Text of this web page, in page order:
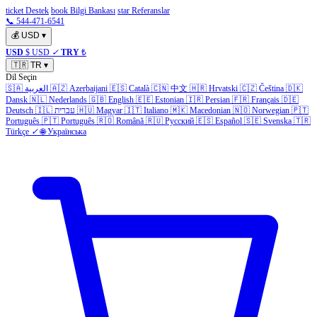
ticket Destek book Bilgi Bankası star Referanslar
📞 544-471-6541
💰 USD ▾
USD $ USD ✓ TRY ₺
🇹🇷 TR ▾
Dil Seçin
🇸🇦 العربية 🇦🇿 Azerbaijani 🇪🇸 Català 🇨🇳 中文 🇭🇷 Hrvatski 🇨🇿 Čeština 🇩🇰
Dansk 🇳🇱 Nederlands 🇬🇧 English 🇪🇪 Estonian 🇮🇷 Persian 🇫🇷 Français 🇩🇪
Deutsch 🇮🇱 עברית 🇭🇺 Magyar 🇮🇹 Italiano 🇲🇰 Macedonian 🇳🇴 Norwegian 🇵🇹
Português 🇵🇹 Português 🇷🇴 Română 🇷🇺 Русский 🇪🇸 Español 🇸🇪 Svenska 🇹🇷
Türkçe ✓ 🌐 Українська